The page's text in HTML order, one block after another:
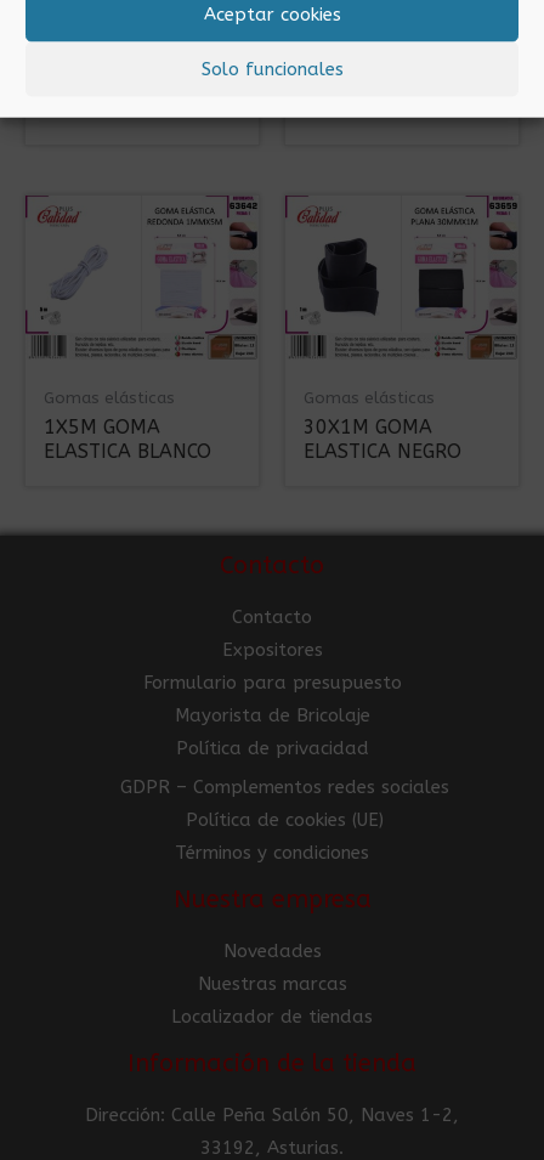
Aceptar cookies
Solo funcionales
Gomas elásticas
1X5M GOMA
ELASTICA BLANCO
Gomas elásticas
30X1M GOMA
ELASTICA NEGRO
Contacto
Contacto
Expositores
Formulario para presupuesto
Mayorista de Bricolaje
Política de privacidad
GDPR – Complementos redes sociales
Política de cookies (UE)
Términos y condiciones
Nuestra empresa
Novedades
Nuestras marcas
Localizador de tiendas
Información de la tienda
Dirección: Calle Peña Salón 50, Naves 1-2,
33192, Asturias.